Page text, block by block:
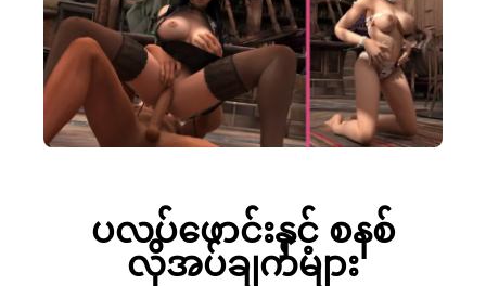
ပလပ်ဖောင်းနှင့် စနစ်
လိုအပ်ချက်များ